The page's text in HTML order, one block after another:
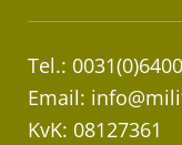
Tel.:
Email:
KvK: 08127361